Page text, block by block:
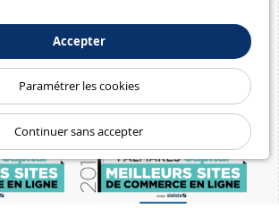
Accepter
Paramétrer les cookies
Continuer sans accepter